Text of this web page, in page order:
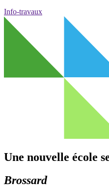
Info-travaux
Une nouvelle école
Brossard